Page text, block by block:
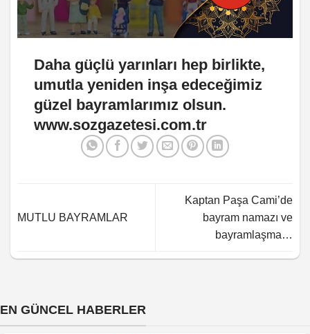
Daha güçlü yarınları hep birlikte,
umutla yeniden inşa edeceğimiz
güzel bayramlarımız olsun.
www.sozgazetesi.com.tr
MUTLU BAYRAMLAR
Kaptan Paşa Cami’de
bayram namazı ve
bayramlaşma…
EN GÜNCEL HABERLER